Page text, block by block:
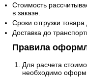
Стоимость
в заказе.
Сроки отгрузки
Доставка до
Правила
Для расчета
необходимо